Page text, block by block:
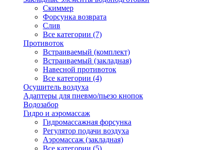
Скиммер
Форсунка возврата
Слив
Все категории (7)
Противоток
Встраиваемый (комплект)
Встраиваемый (закладная)
Навесной противоток
Все категории (4)
Осушитель воздуха
Адаптеры для пневмо/пьезо кнопок
Водозабор
Гидро и аэромассаж
Гидромассажная форсунка
Регулятор подачи воздуха
Аэромассаж (закладная)
Все категории (5)